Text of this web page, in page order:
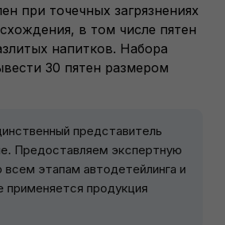
при точечных загрязнениях
в том числе пятен
напитков. Набора
30 пятен размером
представитель
Предоставляем экспертную
всем этапам автодетейлинга и
применяется продукция